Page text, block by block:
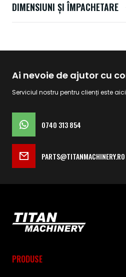
DIMENSIUNI ȘI ÎMPACHETARE
Ai nevoie de ajutor cu
Serviciul nostru pentru clienți este
0740 313 854
PARTS@TITANMACHINERY.RO
PRODUSE